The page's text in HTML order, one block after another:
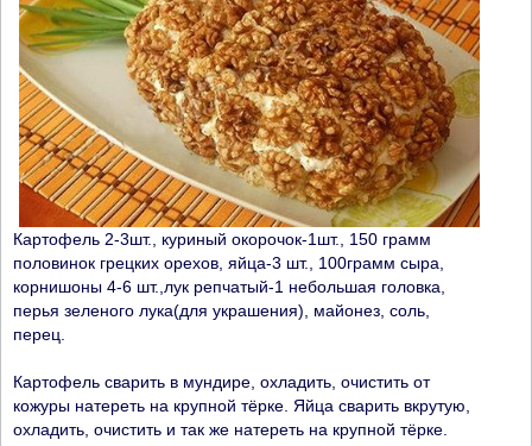
Картофель 2-3шт., куриный окорочок-1шт., 150 грамм
половинок грецких орехов, яйца-3 шт., 100грамм сыра,
корнишоны 4-6 шт.,лук репчатый-1 небольшая головка,
перья зеленого лука(для украшения), майонез, соль,
перец.
Картофель сварить в мундире, охладить, очистить от
кожуры натереть на крупной тёрке. Яйца сварить вкрутую,
охладить, очистить и так же натереть на крупной тёрке.